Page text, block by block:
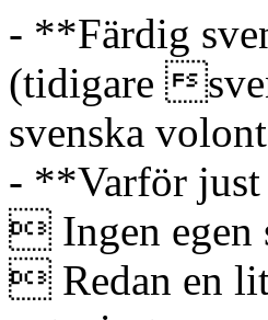
- **Färdig
(tidigare
svenska
- **Varför
 Ingen egen
 Redan en